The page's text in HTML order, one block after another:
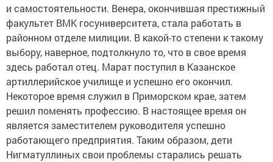
и самостоятельности. Венера, окончившая престижный
факультет ВМК госуниверситета, стала работать в
районном отделе милиции. В какой-то степени к такому
выбору, наверное, подтолкнуло то, что в свое время
здесь работал отец. Марат поступил в Казанское
артиллерийское училище и успешно его окончил.
Некоторое время служил в Приморском крае, затем
решил поменять профессию. В настоящее время он
является заместителем руководителя успешно
работающего предприятия. Таким образом, дети
Нигматуллиных свои проблемы старались решать